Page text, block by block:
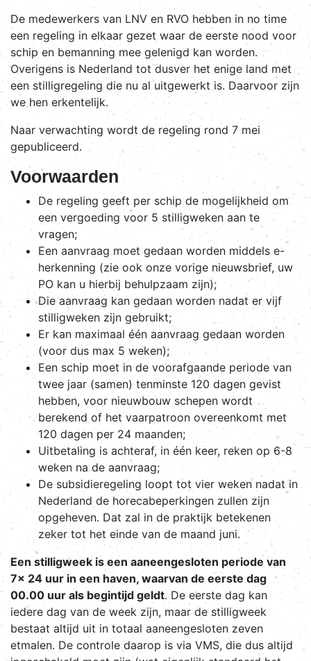
De medewerkers van LNV en RVO hebben in no time
een regeling in elkaar gezet waar de eerste nood voor
schip en bemanning mee gelenigd kan worden.
Overigens is Nederland tot dusver het enige land met
een stilligregeling die nu al uitgewerkt is. Daarvoor zijn
we hen erkentelijk.
Naar verwachting wordt de regeling rond 7 mei
gepubliceerd.
Voorwaarden
De regeling geeft per schip de mogelijkheid om
een vergoeding voor 5 stilligweken aan te
vragen;
Een aanvraag moet gedaan worden middels e-
herkenning (zie ook onze vorige nieuwsbrief, uw
PO kan u hierbij behulpzaam zijn);
Die aanvraag kan gedaan worden nadat er vijf
stilligweken zijn gebruikt;
Er kan maximaal één aanvraag gedaan worden
(voor dus max 5 weken);
Een schip moet in de voorafgaande periode van
twee jaar (samen) tenminste 120 dagen gevist
hebben, voor nieuwbouw schepen wordt
berekend of het vaarpatroon overeenkomt met
120 dagen per 24 maanden;
Uitbetaling is achteraf, in één keer, reken op 6-8
weken na de aanvraag;
De subsidieregeling loopt tot vier weken nadat in
Nederland de horecabeperkingen zullen zijn
opgeheven. Dat zal in de praktijk betekenen
zeker tot het einde van de maand juni.
Een stilligweek is een aaneengesloten periode van
7x 24 uur in een haven, waarvan de eerste dag
00.00 uur als begintijd geldt. De eerste dag kan
iedere dag van de week zijn, maar de stilligweek
bestaat altijd uit in totaal aaneengesloten zeven
etmalen. De controle daarop is via VMS, die dus altijd